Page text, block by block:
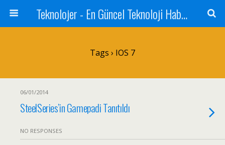
Teknolojer - En Güncel Teknoloji Haberleri
Tags › IOS 7
06/01/2014
SteelSeries’in Gamepadi Tanıtıldı
NO RESPONSES